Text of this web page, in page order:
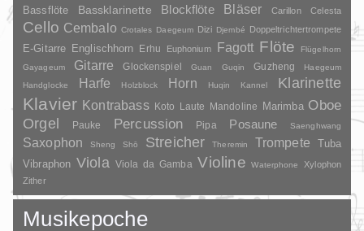
Bassflöte Bassklarinette Blockflöte Bläser Carillon Celesta
Cello Cembalo Crotales Daegeum Dizi Djembé Doppeltrichtertrompete
E-Gitarre Englischhorn Erhu Euphonium Fagott Flöte
Flügelhorn
Gayageum
Gitarre Glockenspiel Guan Guqin Guzheng
Haegeum
Handglocke
Harfe Holzblock Horn Huqin Kannel Klarinette
Klavier Kontrabass Koto Laute Mandoline Marimba Oboe
Orgel Pauke Percussion Pipa Posaune Saenghwang
Saxophon Sheng Shō Streicher Theremin Trompete
Tuba
Vibraphon Viola Viola da Gamba Violine Waterphone
Xylophon
Zither
Musikepoche